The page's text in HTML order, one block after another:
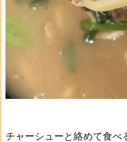
チャーシューと絡めて食べ